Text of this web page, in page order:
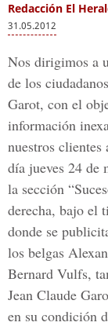
Redacción El
31.05.2012
Nos dirigimos a
de los
Garot, con el
información
nuestros
día jueves 24 de
la sección
derecha, bajo el
donde se
los belgas
Bernard Vulfs,
Jean Claude
en su condición